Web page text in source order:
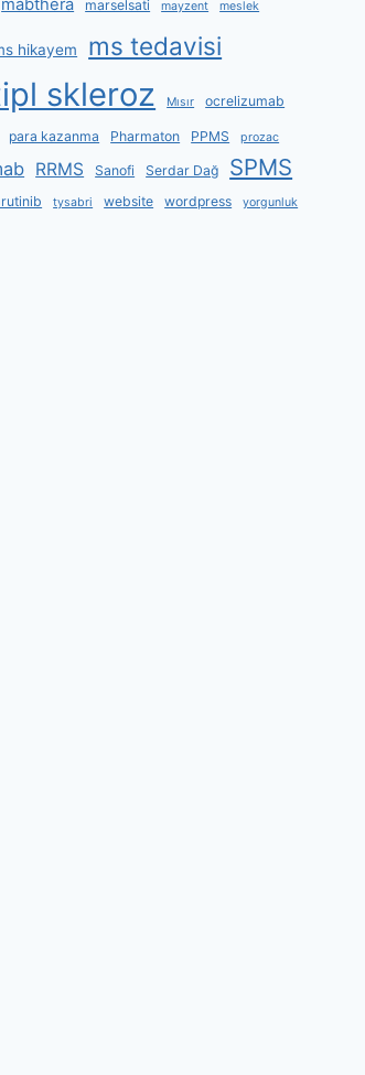
mabthera marselsati mayzent meslek
hikayem ms tedavisi
skleroz Mısır ocrelizumab
para kazanma Pharmaton PPMS prozac
RRMS Sanofi Serdar Dağ SPMS
tysabri website wordpress yorgunluk